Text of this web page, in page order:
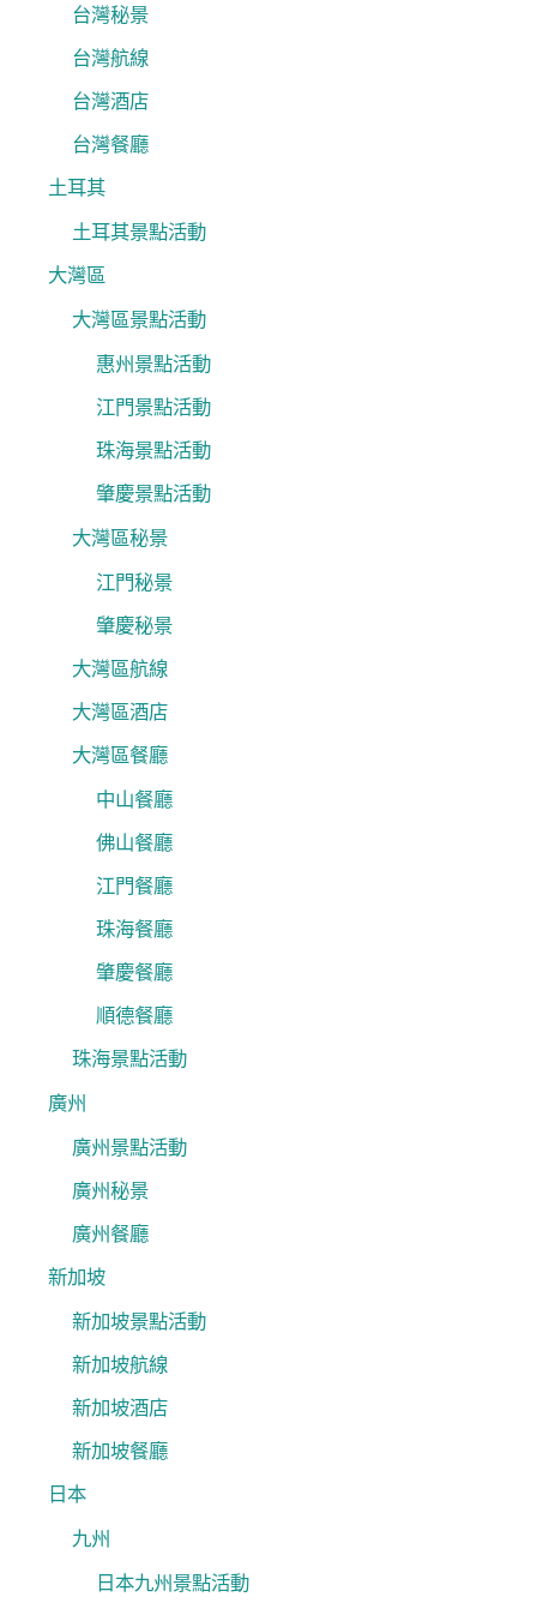
台灣秘景
台灣航線
台灣酒店
台灣餐廳
土耳其
土耳其景點活動
大灣區
大灣區景點活動
惠州景點活動
江門景點活動
珠海景點活動
肇慶景點活動
大灣區秘景
江門秘景
肇慶秘景
大灣區航線
大灣區酒店
大灣區餐廳
中山餐廳
佛山餐廳
江門餐廳
珠海餐廳
肇慶餐廳
順德餐廳
珠海景點活動
廣州
廣州景點活動
廣州秘景
廣州餐廳
新加坡
新加坡景點活動
新加坡航線
新加坡酒店
新加坡餐廳
日本
九州
日本九州景點活動